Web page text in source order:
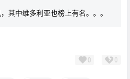
其中维多利亚也榜上有名。。。
0 0